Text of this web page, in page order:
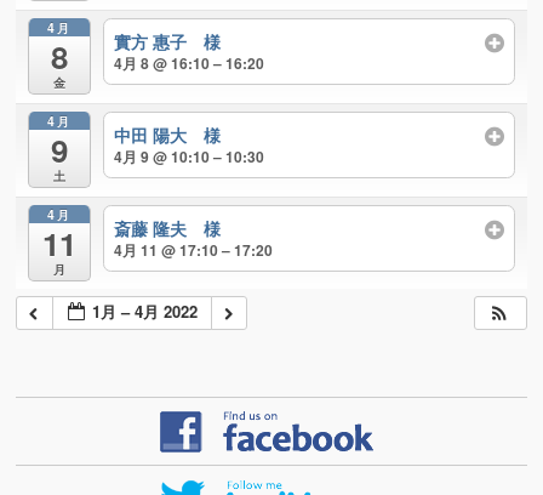
4月
8
金
實方 惠子 様
4月 8 @ 16:10 – 16:20
4月
9
土
中田 陽大 様
4月 9 @ 10:10 – 10:30
4月
11
月
斎藤 隆夫 様
4月 11 @ 17:10 – 17:20
1月 – 4月 2022